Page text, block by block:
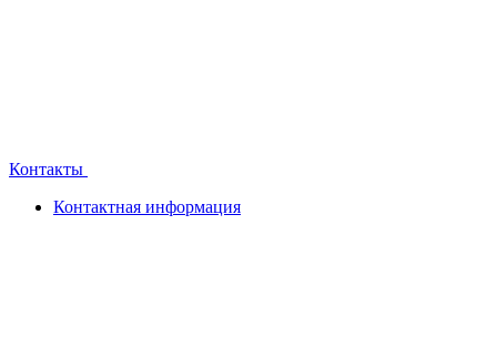
Контакты
Контактная информация